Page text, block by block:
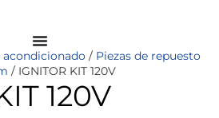
acondicionado / Piezas de repuesto
/ IGNITOR KIT 120V
120V